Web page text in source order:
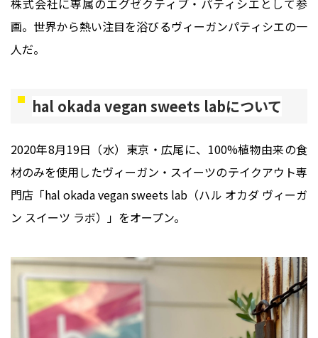
株式会社に専属のエグゼクティブ・パティシエとして参
画。世界から熱い注目を浴びるヴィーガンパティシエの一
人だ。
hal okada vegan sweets labについて
2020年8月19日（水）東京・広尾に、100%植物由来の食
材のみを使用したヴィーガン・スイーツのテイクアウト専
門店「hal okada vegan sweets lab（ハル オカダ ヴィーガ
ン スイーツ ラボ）」をオープン。